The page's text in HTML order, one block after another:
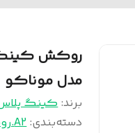
روکش کینگ
مدل موناکو
برند:کینگ
دسته‌بندی:A2.روکش صندلی